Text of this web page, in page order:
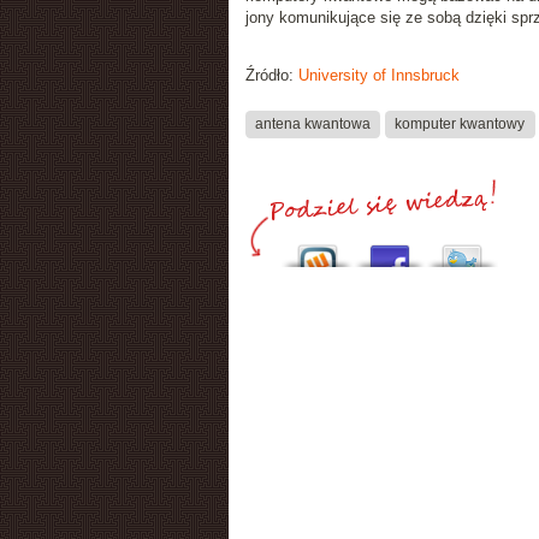
jony komunikujące się ze sobą dzięki
Źródło: University of Innsbruck
antena kwantowa komputer kwantowy